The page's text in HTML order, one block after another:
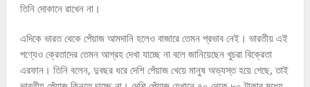
তিনি দোকানে রাখেন না।
এদিকে ভারত থেকে পেঁয়াজ আমদানি হলেও বাজারে তেমন প্রভাব নেই। ভারতীয় এই
পণ্যেও ক্রেতাদের তেমন আগ্রহ দেখা যাচ্ছে না বলে জানিয়েছেন খুচরা বিক্রেতা
এরফান। তিনি বলেন, দুবছর ধরে দেশি পেঁয়াজ খেয়ে মানুষ অভ্যস্ত হয়ে গেছে, তাই